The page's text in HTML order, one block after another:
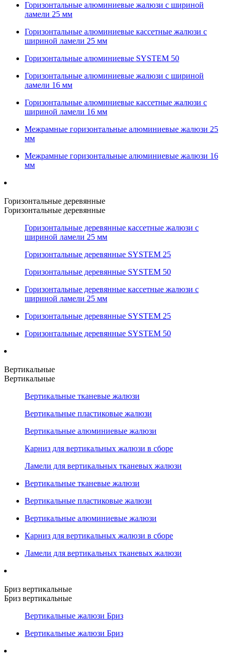
Горизонтальные алюминиевые жалюзи с шириной
ламели 25 мм
Горизонтальные алюминиевые кассетные жалюзи с
шириной ламели 25 мм
Горизонтальные алюминиевые SYSTEM 50
Горизонтальные алюминиевые жалюзи с шириной
ламели 16 мм
Горизонтальные алюминиевые кассетные жалюзи с
шириной ламели 16 мм
Межрамные горизонтальные алюминиевые жалюзи 25
мм
Межрамные горизонтальные алюминиевые жалюзи 16
мм
Горизонтальные деревянные
Горизонтальные деревянные
Горизонтальные деревянные кассетные жалюзи с
шириной ламели 25 мм
Горизонтальные деревянные SYSTEM 25
Горизонтальные деревянные SYSTEM 50
Горизонтальные деревянные кассетные жалюзи с
шириной ламели 25 мм
Горизонтальные деревянные SYSTEM 25
Горизонтальные деревянные SYSTEM 50
Вертикальные
Вертикальные
Вертикальные тканевые жалюзи
Вертикальные пластиковые жалюзи
Вертикальные алюминиевые жалюзи
Карниз для вертикальных жалюзи в сборе
Ламели для вертикальных тканевых жалюзи
Вертикальные тканевые жалюзи
Вертикальные пластиковые жалюзи
Вертикальные алюминиевые жалюзи
Карниз для вертикальных жалюзи в сборе
Ламели для вертикальных тканевых жалюзи
Бриз вертикальные
Бриз вертикальные
Вертикальные жалюзи Бриз
Вертикальные жалюзи Бриз